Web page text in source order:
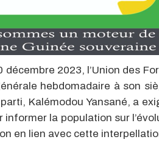
décembre 2023, l’Union des
hebdomadaire à son
Kalémodou Yansané, a
informer la population sur
en lien avec cette